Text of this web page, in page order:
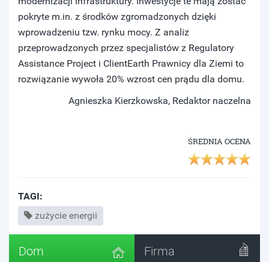
pokryte m.in. z środków zgromadzonych dzięki
wprowadzeniu tzw. rynku mocy. Z analiz
przeprowadzonych przez specjalistów z Regulatory
Assistance Project i ClientEarth Prawnicy dla Ziemi to
rozwiązanie wywoła 20% wzrost cen prądu dla domu.
Agnieszka Kierzkowska, Redaktor naczelna
ŚREDNIA OCENA
TAGI:
zużycie energii
Dom Firma